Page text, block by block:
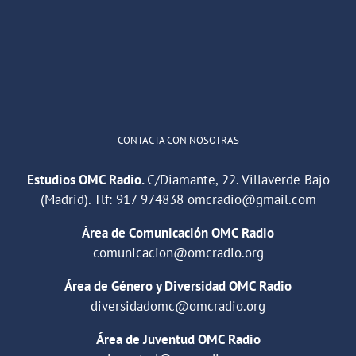
CONTACTA CON NOSOTRAS
Estudios OMC Radio.C/Diamante, 22. Villaverde Bajo
(Madrid). Tlf: 917 974838 omcradio@gmail.com
Área de Comunicación OMC Radio
comunicacion@omcradio.org
Área de Género y Diversidad OMC Radio
diversidadomc@omcradio.org
Área de Juventud OMC Radio